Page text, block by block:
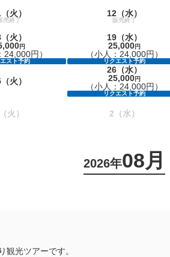
（火）
販売終了
12 （水）
販売終了
（火）
円
24,000円）
スト予約
19 （水）
25,000円
（小人：24,000円）
リクエスト予約
（火）
26 （水）
25,000円
（小人：24,000円）
リクエスト予約
（火） 2 （水）
2026年08月
光ツアーです。